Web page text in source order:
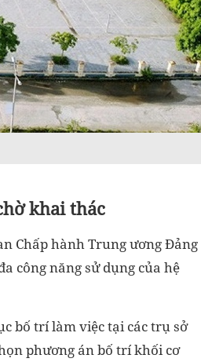
khai thác
Chấp hành Trung ương Đảng
công năng sử dụng của hệ
bố trí làm việc tại các trụ sở
phương án bố trí khối cơ